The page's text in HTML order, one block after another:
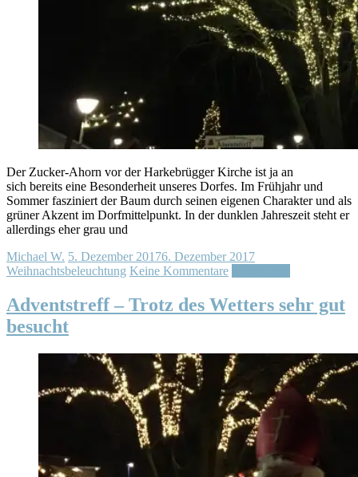
Der Zucker-Ahorn vor der Harkebrügger Kirche ist ja an
sich bereits eine Besonderheit unseres Dorfes. Im Frühjahr und
Sommer fasziniert der Baum durch seinen eigenen Charakter und als
grüner Akzent im Dorfmittelpunkt. In der dunklen Jahreszeit steht er
allerdings eher grau und
Michael W. 5. Dezember 20176. Dezember 2017
Weihnachtsbeleuchtung Keine Kommentare
Adventstreff – Trotz des Wetters sehr gut
besucht